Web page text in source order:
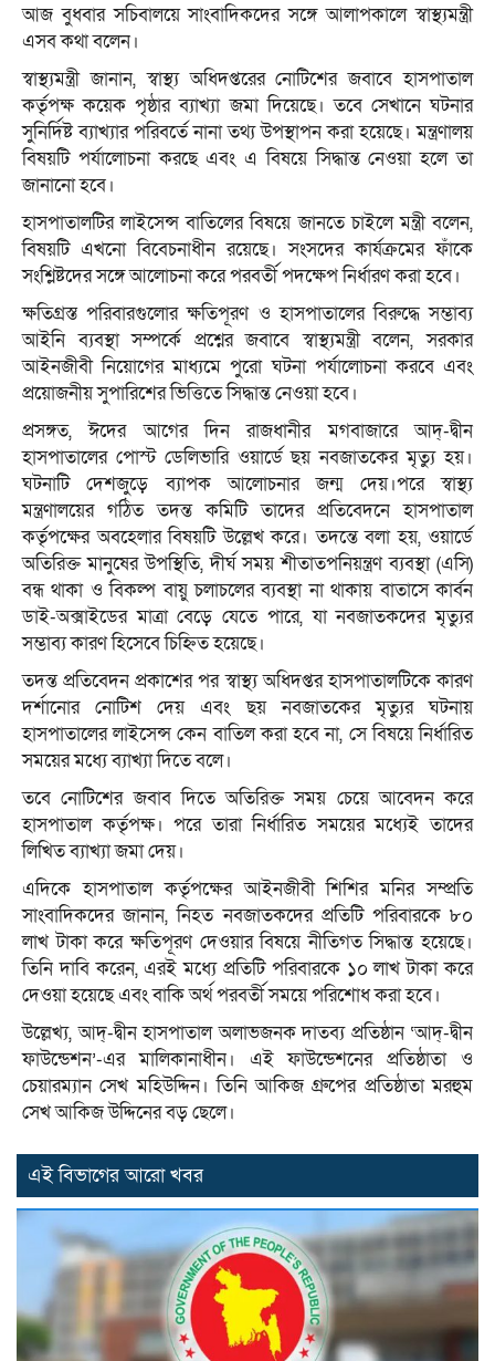
আজ বুধবার সচিবালয়ে সাংবাদিকদের সঙ্গে আলাপকালে স্বাস্থ্যমন্ত্রী
এসব কথা বলেন।
স্বাস্থ্যমন্ত্রী জানান, স্বাস্থ্য অধিদপ্তরের নোটিশের জবাবে হাসপাতাল
কর্তৃপক্ষ কয়েক পৃষ্ঠার ব্যাখ্যা জমা দিয়েছে। তবে সেখানে ঘটনার
সুনির্দিষ্ট ব্যাখ্যার পরিবর্তে নানা তথ্য উপস্থাপন করা হয়েছে। মন্ত্রণালয়
বিষয়টি পর্যালোচনা করছে এবং এ বিষয়ে সিদ্ধান্ত নেওয়া হলে তা
জানানো হবে।
হাসপাতালটির লাইসেন্স বাতিলের বিষয়ে জানতে চাইলে মন্ত্রী বলেন,
বিষয়টি এখনো বিবেচনাধীন রয়েছে। সংসদের কার্যক্রমের ফাঁকে
সংশ্লিষ্টদের সঙ্গে আলোচনা করে পরবর্তী পদক্ষেপ নির্ধারণ করা হবে।
ক্ষতিগ্রস্ত পরিবারগুলোর ক্ষতিপূরণ ও হাসপাতালের বিরুদ্ধে সম্ভাব্য
আইনি ব্যবস্থা সম্পর্কে প্রশ্নের জবাবে স্বাস্থ্যমন্ত্রী বলেন, সরকার
আইনজীবী নিয়োগের মাধ্যমে পুরো ঘটনা পর্যালোচনা করবে এবং
প্রয়োজনীয় সুপারিশের ভিত্তিতে সিদ্ধান্ত নেওয়া হবে।
প্রসঙ্গত, ঈদের আগের দিন রাজধানীর মগবাজারে আদ্-দ্বীন
হাসপাতালের পোস্ট ডেলিভারি ওয়ার্ডে ছয় নবজাতকের মৃত্যু হয়।
ঘটনাটি দেশজুড়ে ব্যাপক আলোচনার জন্ম দেয়।পরে স্বাস্থ্য
মন্ত্রণালয়ের গঠিত তদন্ত কমিটি তাদের প্রতিবেদনে হাসপাতাল
কর্তৃপক্ষের অবহেলার বিষয়টি উল্লেখ করে। তদন্তে বলা হয়, ওয়ার্ডে
অতিরিক্ত মানুষের উপস্থিতি, দীর্ঘ সময় শীতাতপনিয়ন্ত্রণ ব্যবস্থা (এসি)
বন্ধ থাকা ও বিকল্প বায়ু চলাচলের ব্যবস্থা না থাকায় বাতাসে কার্বন
ডাই-অক্সাইডের মাত্রা বেড়ে যেতে পারে, যা নবজাতকদের মৃত্যুর
সম্ভাব্য কারণ হিসেবে চিহ্নিত হয়েছে।
তদন্ত প্রতিবেদন প্রকাশের পর স্বাস্থ্য অধিদপ্তর হাসপাতালটিকে কারণ
দর্শানোর নোটিশ দেয় এবং ছয় নবজাতকের মৃত্যুর ঘটনায়
হাসপাতালের লাইসেন্স কেন বাতিল করা হবে না, সে বিষয়ে নির্ধারিত
সময়ের মধ্যে ব্যাখ্যা দিতে বলে।
তবে নোটিশের জবাব দিতে অতিরিক্ত সময় চেয়ে আবেদন করে
হাসপাতাল কর্তৃপক্ষ। পরে তারা নির্ধারিত সময়ের মধ্যেই তাদের
লিখিত ব্যাখ্যা জমা দেয়।
এদিকে হাসপাতাল কর্তৃপক্ষের আইনজীবী শিশির মনির সম্প্রতি
সাংবাদিকদের জানান, নিহত নবজাতকদের প্রতিটি পরিবারকে ৮০
লাখ টাকা করে ক্ষতিপূরণ দেওয়ার বিষয়ে নীতিগত সিদ্ধান্ত হয়েছে।
তিনি দাবি করেন, এরই মধ্যে প্রতিটি পরিবারকে ১০ লাখ টাকা করে
দেওয়া হয়েছে এবং বাকি অর্থ পরবর্তী সময়ে পরিশোধ করা হবে।
উল্লেখ্য, আদ্-দ্বীন হাসপাতাল অলাভজনক দাতব্য প্রতিষ্ঠান ‘আদ্-দ্বীন
ফাউন্ডেশন’-এর মালিকানাধীন। এই ফাউন্ডেশনের প্রতিষ্ঠাতা ও
চেয়ারম্যান সেখ মহিউদ্দিন। তিনি আকিজ গ্রুপের প্রতিষ্ঠাতা মরহুম
সেখ আকিজ উদ্দিনের বড় ছেলে।
এই বিভাগের আরো খবর